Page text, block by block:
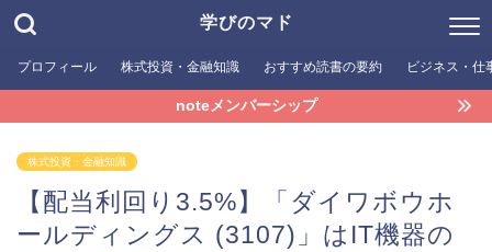
学びのマド
プロフィール 株式投資・金融知識 おすすめ読書の要約 ビジネス・仕
noteメンバーシップ
株式投資・金融知識
【配当利回り3.5%】「ダイワボウホ
ールディングス (3107)」はIT機器の